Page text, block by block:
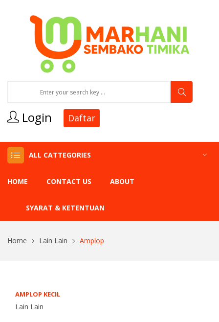
Login Daftar
ALL CATTEGORIES
HOME CONTACT US ABOUT
SYARAT & KETENTUAN
Home Lain Lain Amplop
AMPLOP KECIL
Lain Lain